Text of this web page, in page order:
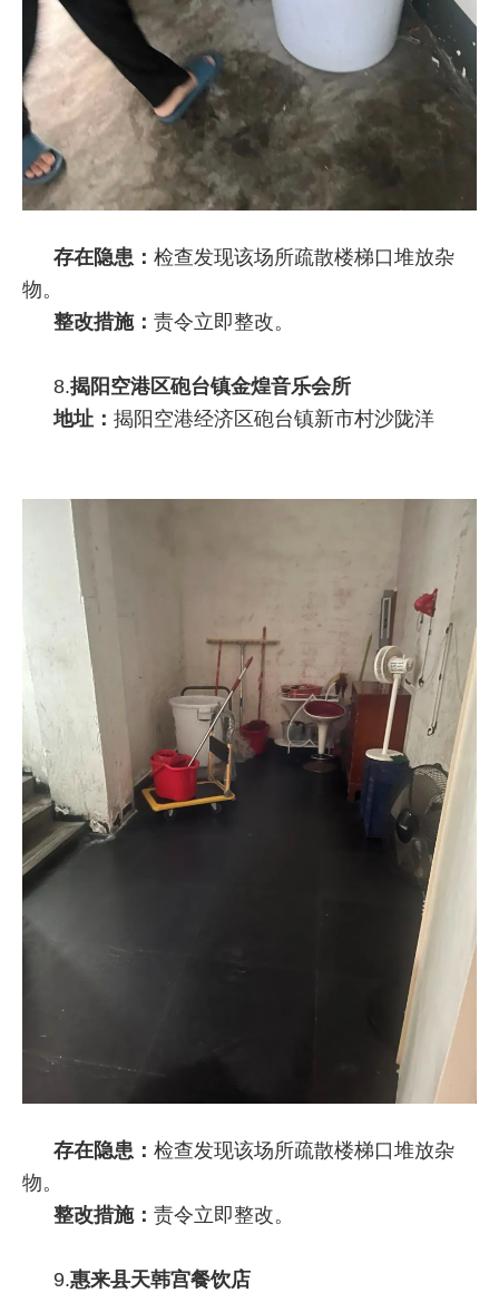
存在隐患： 检查发现该场所疏散楼梯口堆放杂
物。
整改措施： 责令立即整改。
8.揭阳空港区砲台镇金煌音乐会所
地址： 揭阳空港经济区砲台镇新市村沙陇洋
存在隐患： 检查发现该场所疏散楼梯口堆放杂
物。
整改措施： 责令立即整改。
9.惠来县天韩宫餐饮店